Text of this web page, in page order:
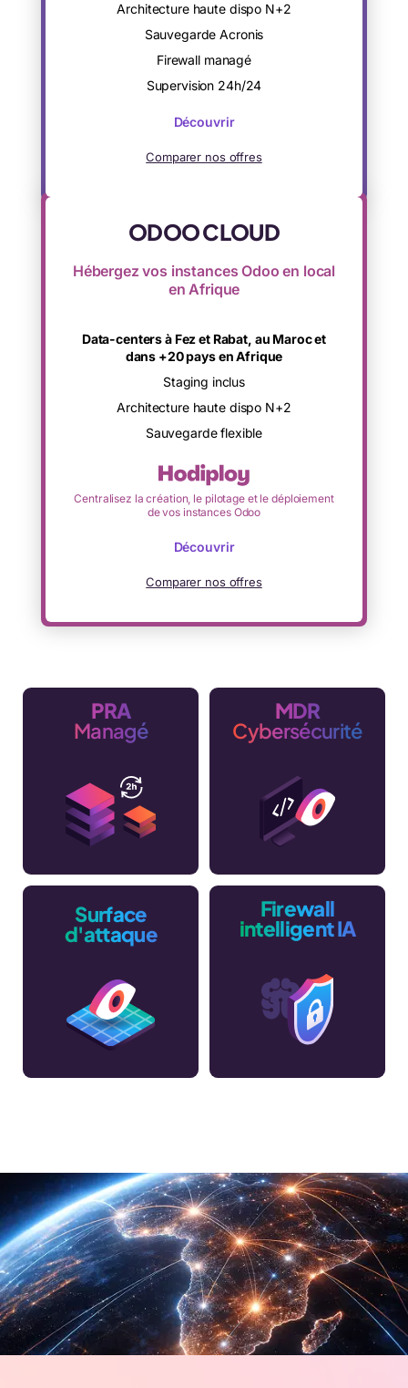
Architecture haute dispo N+2
Sauvegarde Acronis
Firewall managé
Supervision 24h/24
Découvrir
Comparer nos offres
ODOO CLOUD
Hébergez vos instances Odoo en local
en Afrique
Data-centers à Fez et Rabat, au Maroc et
dans +20 pays en Afrique
Staging inclus
Architecture haute dispo N+2
Sauvegarde flexible
Centralisez la création, le pilotage et le déploiement
de vos instances Odoo
Découvrir
Comparer nos offres
PRA
Managé
MDR
Cybersécurité
Surface
d'attaque
Firewall
intelligent IA